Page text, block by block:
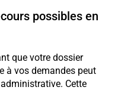
possibles en
que votre dossier
à vos demandes peut
Cette